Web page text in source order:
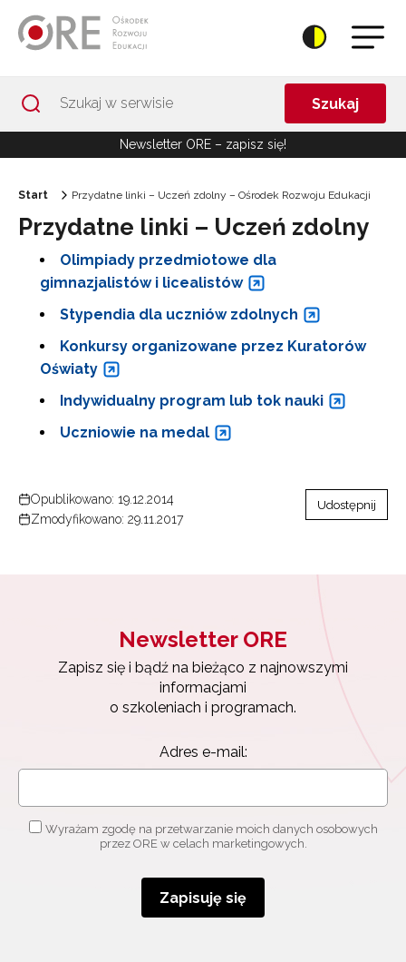
Szukaj
Newsletter ORE – zapisz się!
Start Przydatne linki – Uczeń zdolny – Ośrodek Rozwoju Edukacji
Przydatne linki – Uczeń zdolny
Olimpiady przedmiotowe dla
gimnazjalistów i licealistów
Stypendia dla uczniów zdolnych
Konkursy organizowane przez Kuratorów
Oświaty
Indywidualny program lub tok nauki
Uczniowie na medal
Opublikowano: 19.12.2014
Zmodyfikowano: 29.11.2017
Udostępnij
Newsletter ORE
Zapisz się i bądź na bieżąco z najnowszymi
informacjami
o szkoleniach i programach.
Adres e-mail:
Wyrażam zgodę na przetwarzanie moich danych osobowych
przez ORE w celach marketingowych.
Zapisuję się